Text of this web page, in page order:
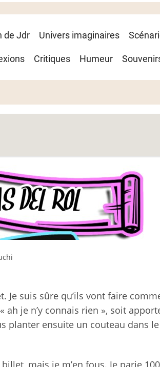
de Jdr Univers imaginaires
Critiques Humeur
suis sûre qu’ils vont faire
je n’y connais rien », soit
planter ensuite un couteau dans
mais je m’en fous. Je parie